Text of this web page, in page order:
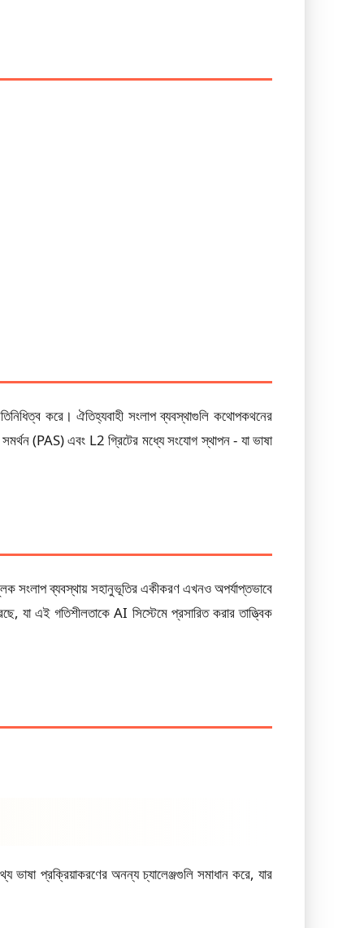
করে। ঐতিহ্যবাহী সংলাপ ব্যবস্থাগুলি কথোপকথনের
(PAS) এবং L2 গ্রিটের মধ্যে সংযোগ স্থাপন - যা ভাষা
সংলাপ ব্যবস্থায় সহানুভূতির একীকরণ এখনও অপর্যাপ্তভাবে
এই গতিশীলতাকে AI সিস্টেমে প্রসারিত করার তাত্ত্বিক
প্রক্রিয়াকরণের অনন্য চ্যালেঞ্জগুলি সমাধান করে, যার